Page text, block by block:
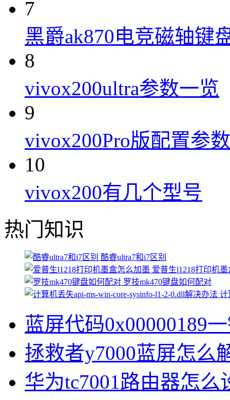
7
黑爵ak870电竞磁轴键
8
vivox200ultra参数一览
9
vivox200Pro版配置参数
10
vivox200有几个型号
热门知识
酷睿ultra7和i7区别
爱普生l1218打印机
罗技mk470键盘如何配对
计
蓝屏代码0x00000189
拯救者y7000蓝屏怎么
华为tc7001路由器怎么